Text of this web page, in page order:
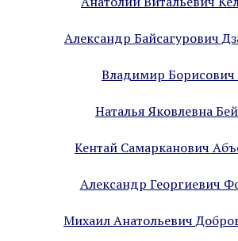
Александр Байсагурович
Владимир Борисович
Наталья Яковлевна
Кентай Самарканович
Александр Георгиевич
Михаил Анатольевич